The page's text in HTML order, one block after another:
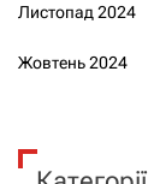
Листопад 2024
Жовтень 2024